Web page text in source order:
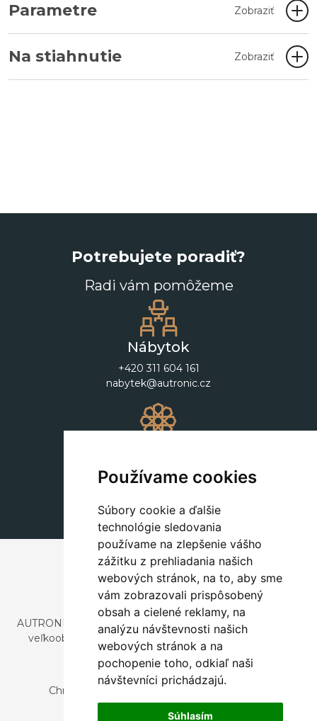
Používame cookies
Súbory cookie a ďalšie
technológie sledovania
používame na zlepšenie vášho
zážitku z prehliadania našich
webových stránok, na to, aby sme
vám zobrazovali prispôsobený
obsah a cielené reklamy, na
analýzu návštevnosti našich
webových stránok a na
pochopenie toho, odkiaľ naši
návštevníci prichádzajú.
Súhlasím
Parametre Zobraziť
Na stiahnutie Zobraziť
Potrebujete poradiť?
Radi vám pomôžeme
Nábytok
+420 311 604 161
nabytek@autronic.cz
+420 311 604 182
dekorace@autronic.cz
AUTRONIC, s.r.o. je spoločnosť zaoberajúca sa dovozom a
veľkoobchodným predajom dizajnového aj štýlového
nábytku a dekorácií.
Česká republika
Chrustenice 270, 267 12 Loděnice u Berouna
Slovensko